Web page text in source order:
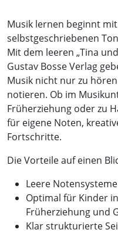
Musik lernen beginnt
selbstgeschriebenen
Mit dem leeren „Tina
Gustav Bosse Verlag
Musik nicht nur zu
notieren. Ob im
Früherziehung oder zu
für eigene Noten,
Fortschritte.
Die Vorteile auf einen
Leere
Optimal für Kinder
Früherziehung und
Klar strukturierte